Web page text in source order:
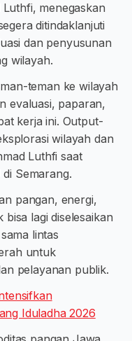
menegaskan
ditindaklanjuti
dan penyusunan
wilayah.
teman ke wilayah
evaluasi, paparan,
kerja ini. Output-
wilayah dan
Luthfi saat
Semarang.
pangan, energi,
lagi diselesaikan
lintas
untuk
pelayanan publik.
Iduladha 2026